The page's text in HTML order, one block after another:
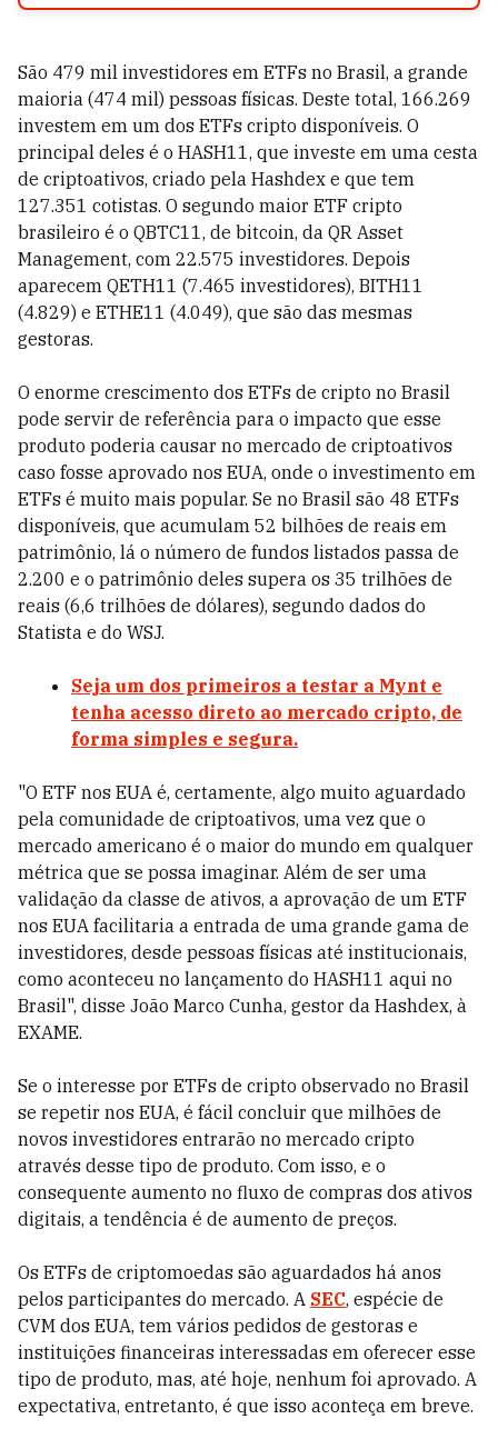
São 479 mil investidores em ETFs no Brasil, a grande
maioria (474 mil) pessoas físicas. Deste total, 166.269
investem em um dos ETFs cripto disponíveis. O
principal deles é o HASH11, que investe em uma cesta
de criptoativos, criado pela Hashdex e que tem
127.351 cotistas. O segundo maior ETF cripto
brasileiro é o QBTC11, de bitcoin, da QR Asset
Management, com 22.575 investidores. Depois
aparecem QETH11 (7.465 investidores), BITH11
(4.829) e ETHE11 (4.049), que são das mesmas
gestoras.
O enorme crescimento dos ETFs de cripto no Brasil
pode servir de referência para o impacto que esse
produto poderia causar no mercado de criptoativos
caso fosse aprovado nos EUA, onde o investimento em
ETFs é muito mais popular. Se no Brasil são 48 ETFs
disponíveis, que acumulam 52 bilhões de reais em
patrimônio, lá o número de fundos listados passa de
2.200 e o patrimônio deles supera os 35 trilhões de
reais (6,6 trilhões de dólares), segundo dados do
Statista e do WSJ.
Seja um dos primeiros a testar a Mynt e
tenha acesso direto ao mercado cripto, de
forma simples e segura.
"O ETF nos EUA é, certamente, algo muito aguardado
pela comunidade de criptoativos, uma vez que o
mercado americano é o maior do mundo em qualquer
métrica que se possa imaginar. Além de ser uma
validação da classe de ativos, a aprovação de um ETF
nos EUA facilitaria a entrada de uma grande gama de
investidores, desde pessoas físicas até institucionais,
como aconteceu no lançamento do HASH11 aqui no
Brasil", disse João Marco Cunha, gestor da Hashdex, à
EXAME.
Se o interesse por ETFs de cripto observado no Brasil
se repetir nos EUA, é fácil concluir que milhões de
novos investidores entrarão no mercado cripto
através desse tipo de produto. Com isso, e o
consequente aumento no fluxo de compras dos ativos
digitais, a tendência é de aumento de preços.
Os ETFs de criptomoedas são aguardados há anos
pelos participantes do mercado. A SEC, espécie de
CVM dos EUA, tem vários pedidos de gestoras e
instituições financeiras interessadas em oferecer esse
tipo de produto, mas, até hoje, nenhum foi aprovado. A
expectativa, entretanto, é que isso aconteça em breve.